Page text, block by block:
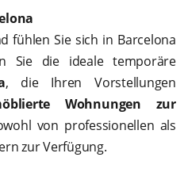
fühlen Sie sich in Barcelona
Sie die ideale temporäre
, die Ihren Vorstellungen
Wohnungen zur
von professionellen als
zur Verfügung.